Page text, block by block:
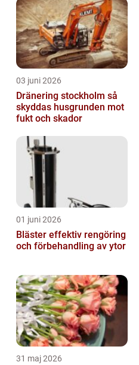
03 juni 2026
Dränering stockholm så
skyddas husgrunden mot
fukt och skador
01 juni 2026
Bläster effektiv rengöring
och förbehandling av ytor
31 maj 2026